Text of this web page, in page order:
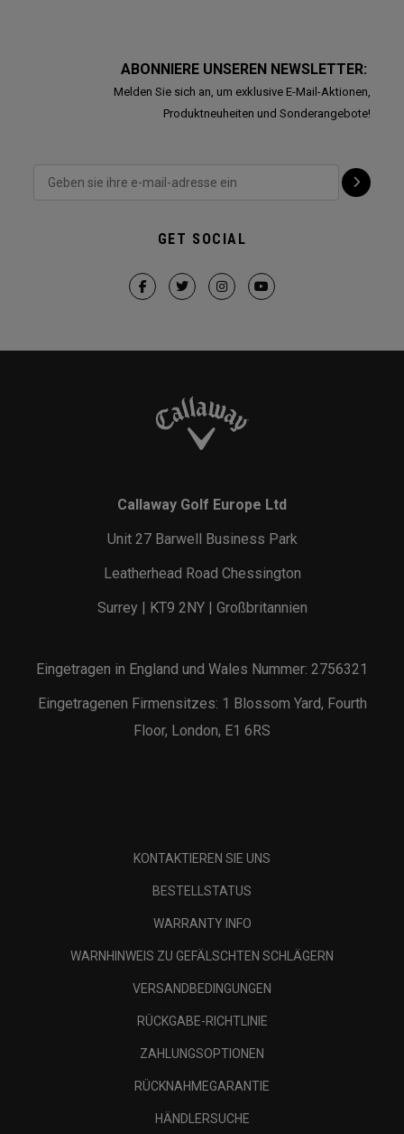
ABONNIERE UNSEREN NEWSLETTER:
Melden Sie sich an, um exklusive E-Mail-Aktionen,
Produktneuheiten und Sonderangebote!
GET SOCIAL
Callaway Golf Europe Ltd
Unit 27 Barwell Business Park
Leatherhead Road Chessington
Surrey | KT9 2NY | Großbritannien
Eingetragen in England und Wales Nummer: 2756321
Eingetragenen Firmensitzes: 1 Blossom Yard, Fourth
Floor, London, E1 6RS
KONTAKTIEREN SIE UNS
BESTELLSTATUS
WARRANTY INFO
WARNHINWEIS ZU GEFÄLSCHTEN SCHLÄGERN
VERSANDBEDINGUNGEN
RÜCKGABE-RICHTLINIE
ZAHLUNGSOPTIONEN
RÜCKNAHMEGARANTIE
HÄNDLERSUCHE